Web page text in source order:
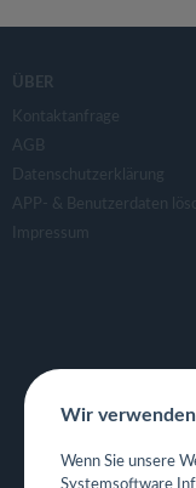
ÜBER
Kontaktanfrage
AGB
Datenschutzerklärung
APP- & Benutzerdaten
Impressum
Wir
Wenn Sie unsere